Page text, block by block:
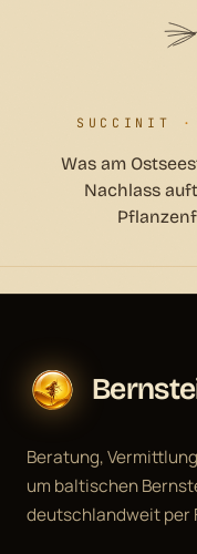
SUCCINIT ·
Was am
Nachlass
Beratung,
um baltischen
deutschlandweit per